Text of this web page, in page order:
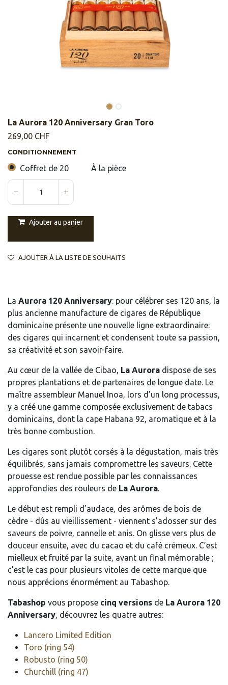
La Aurora 120 Anniversary Gran Toro
269,00 CHF
CONDITIONNEMENT
Coffret de 20 À la pièce
Ajouter au panier
AJOUTER À LA LISTE DE SOUHAITS
La Aurora 120 Anniversary: pour célébrer ses 120 ans, la
plus ancienne manufacture de cigares de République
dominicaine présente une nouvelle ligne extraordinaire:
des cigares qui incarnent et condensent toute sa passion,
sa créativité et son savoir-faire.
Au cœur de la vallée de Cibao, La Aurora dispose de ses
propres plantations et de partenaires de longue date. Le
maître assembleur Manuel Inoa, lors d’un long processus,
y a créé une gamme composée exclusivement de tabacs
dominicains, dont la cape Habana 92, aromatique et à la
très bonne combustion.
Les cigares sont plutôt corsés à la dégustation, mais très
équilibrés, sans jamais compromettre les saveurs. Cette
prouesse est rendue possible par les connaissances
approfondies des rouleurs de La Aurora.
Le début est rempli d’audace, des arômes de bois de
cèdre - dûs au vieillissement - viennent s’adosser sur des
saveurs de poivre, cannelle et anis. On glisse vers plus de
douceur ensuite, avec du cacao et du café crémeux. C’est
mielleux et fruité par la suite, avant un final mémorable ;
c’est le cas pour plusieurs vitoles de cette marque que
nous apprécions énormément au Tabashop.
Tabashop vous propose cinq versions de La Aurora 120
Anniversary, découvrez les quatre autres:
Lancero Limited Edition
Toro (ring 54)
Robusto (ring 50)
Churchill (ring 47)